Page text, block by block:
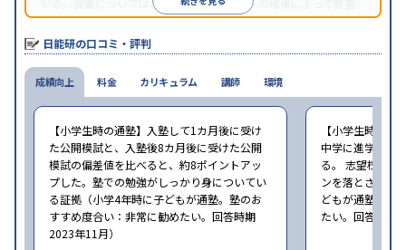
の座席が変わるという独自のスタイルを採用している。
日能研の口コミ・評判
成績向上
【小学生時の通塾】入塾して1カ月後に受け
た公開模試と、入塾後8カ月後に受けた公開
模試の偏差値を比べると、約8ポイントアッ
プした。塾での勉強がしっかり身についてい
る証拠（小学4年時に子どもが通塾。塾のお
すすめ度合い：非常に勧めたい。回答時期
2023年11月）
【小学生時の通
中学に進学して
る。 志望校に合
ンを落とさずに
どもが通塾。塾
たい。回答時期
料金 カリキュラム 講師 環境